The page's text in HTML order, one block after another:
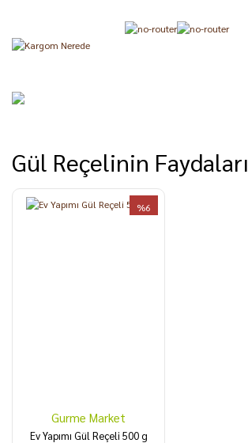
Gül Reçelinin Faydaları
%6
Gurme Market
Ev Yapımı Gül Reçeli 500 g